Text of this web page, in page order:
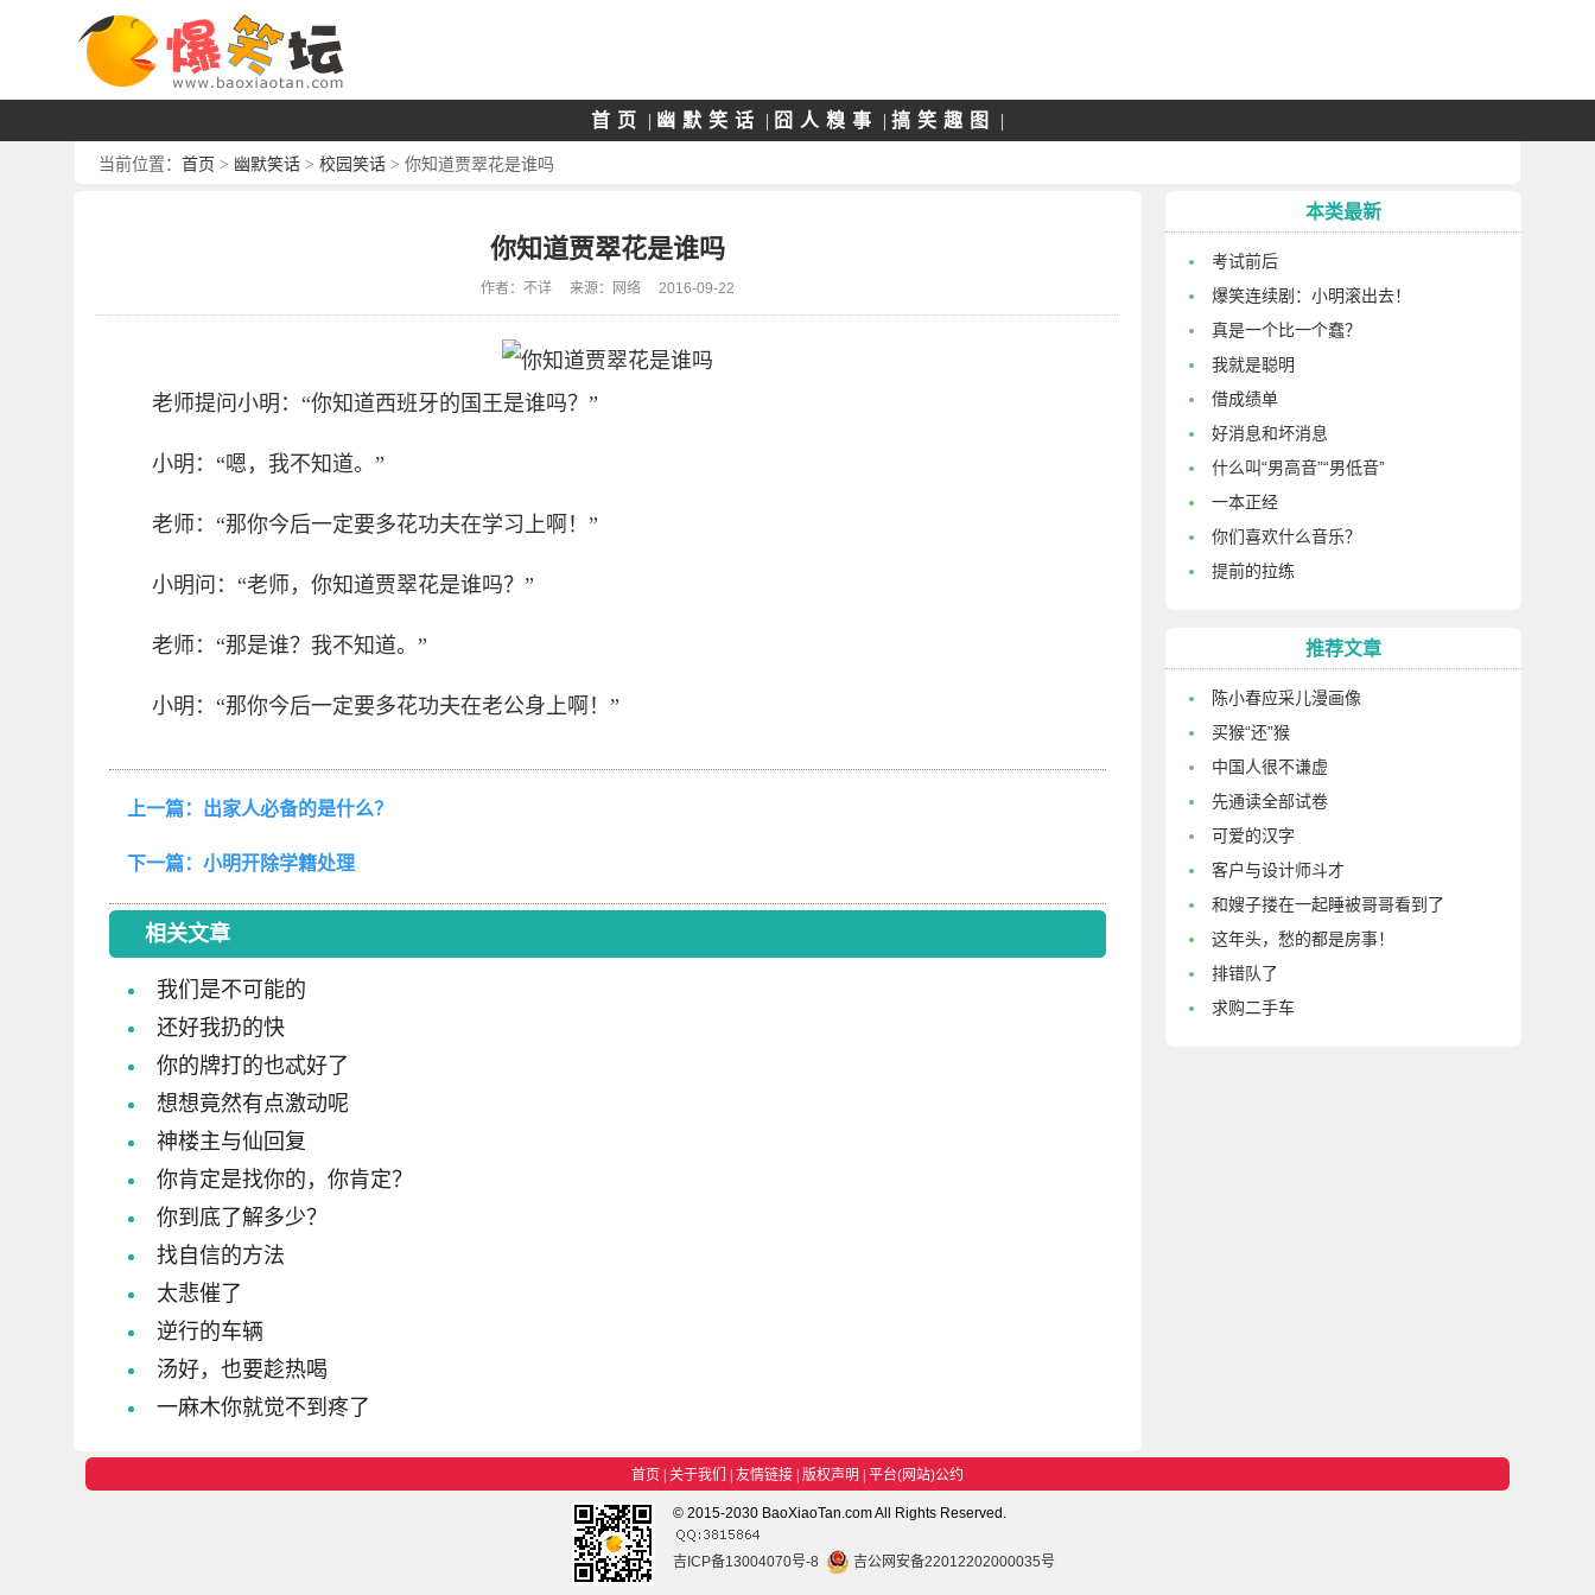
首页 | 幽默笑话 | 囧人糗事 | 搞笑趣图 |
当前位置： 首页 > 幽默笑话 > 校园笑话 > 你知道贾翠花是谁吗
你知道贾翠花是谁吗
作者：不详 来源：网络 2016-09-22
老师提问小明：“你知道西班牙的国王是谁吗？”
小明：“嗯，我不知道。”
老师：“那你今后一定要多花功夫在学习上啊！”
小明问：“老师，你知道贾翠花是谁吗？”
老师：“那是谁？我不知道。”
小明：“那你今后一定要多花功夫在老公身上啊！”‍‍‍‍
上一篇： 出家人必备的是什么？
下一篇： 小明开除学籍处理
相关文章
我们是不可能的
还好我扔的快
你的牌打的也忒好了
想想竟然有点激动呢
神楼主与仙回复
你肯定是找你的，你肯定？
你到底了解多少？
找自信的方法
太悲催了
逆行的车辆
汤好，也要趁热喝
一麻木你就觉不到疼了
本类最新
考试前后
爆笑连续剧：小明滚出去！
真是一个比一个蠢？
我就是聪明
借成绩单
好消息和坏消息
什么叫“男高音”“男低音”
一本正经
你们喜欢什么音乐？
提前的拉练
推荐文章
陈小春应采儿漫画像
买猴“还”猴
中国人很不谦虚
先通读全部试卷
可爱的汉字
客户与设计师斗才
和嫂子搂在一起睡被哥哥看到了
这年头，愁的都是房事！
排错队了
求购二手车
首页 关于我们 友情链接 版权声明 平台(网站)公约
© 2015-2030 BaoXiaoTan.com All Rights Reserved.
吉ICP备13004070号-8 吉公网安备22012202000035号